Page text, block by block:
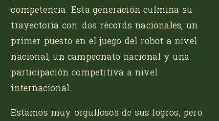
competencia. Esta generación culmina su
trayectoria con: dos récords nacionales, un
primer puesto en el juego del robot a nivel
nacional, un campeonato nacional y una
participación competitiva a nivel
internacional.
Estamos muy orgullosos de sus logros, pero